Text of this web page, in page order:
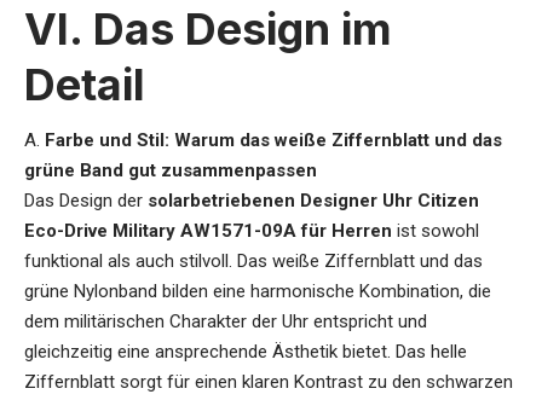
VI. Das Design im
Detail
A. Farbe und Stil: Warum das weiße Ziffernblatt und das
grüne Band gut zusammenpassen
Das Design der solarbetriebenen Designer Uhr Citizen
Eco-Drive Military AW1571-09A für Herren ist sowohl
funktional als auch stilvoll. Das weiße Ziffernblatt und das
grüne Nylonband bilden eine harmonische Kombination, die
dem militärischen Charakter der Uhr entspricht und
gleichzeitig eine ansprechende Ästhetik bietet. Das helle
Ziffernblatt sorgt für einen klaren Kontrast zu den schwarzen